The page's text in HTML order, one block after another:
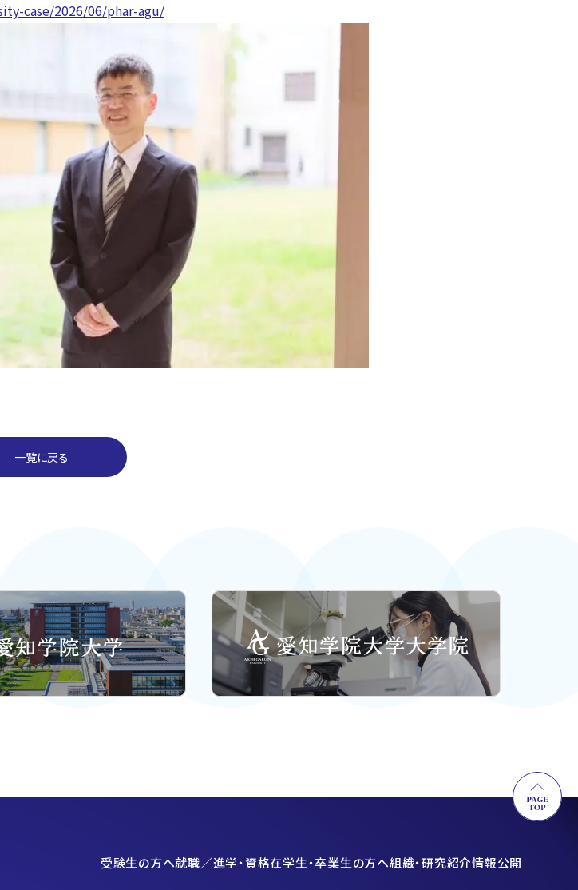
case/2026/06/phar-agu/
一覧に戻る
受験生の方へ就職／進学・資格在学生・卒業生の方へ組織・研究紹介情報公開